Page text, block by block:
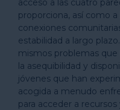
proporciona, así como
conexiones
estabilidad a largo
mismos problemas que
la asequibilidad y
jóvenes que han
acogida a menudo
para acceder a